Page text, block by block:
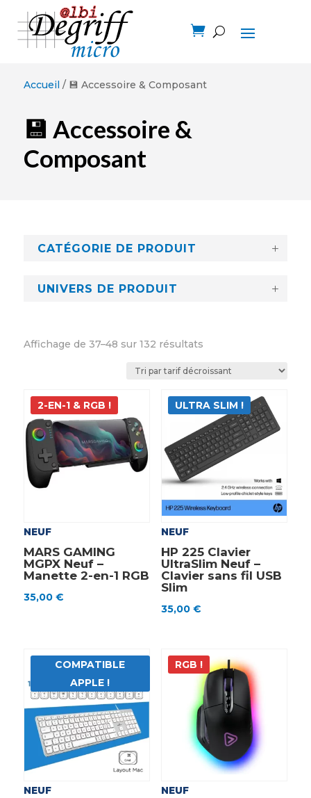

Accueil / 💾 Accessoire & Composant
💾 Accessoire &
Composant
CATÉGORIE DE PRODUIT
UNIVERS DE PRODUIT
Affichage de 37–48 sur 132 résultatsTrié
prix
2-EN-1 & RGB !
NEUF
MARS GAMING
MGPX Neuf –
Manette 2-en-1 RGB
35,00 €
ULTRA SLIM !
NEUF
HP 225 Clavier
UltraSlim Neuf –
Clavier sans fil USB
Slim
35,00 €
COMPATIBLE
APPLE !
NEUF
RGB !
NEUF